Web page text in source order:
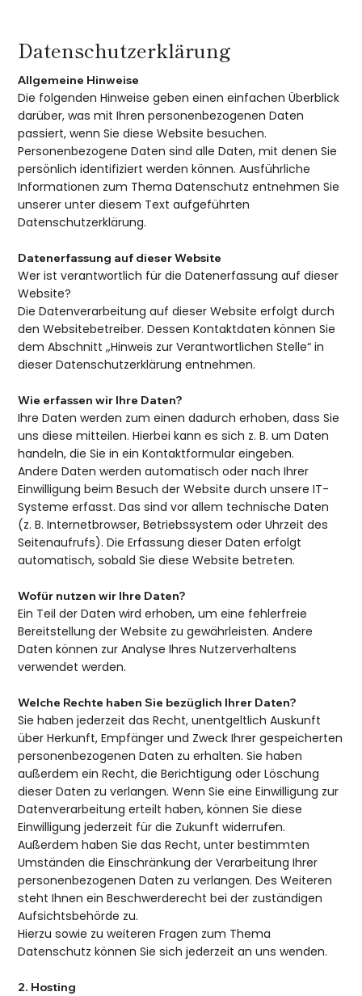
Allgemeine Hinweise
Die folgenden Hinweise geben einen einfachen Überblick
darüber, was mit Ihren personenbezogenen Daten
passiert, wenn Sie diese Website besuchen.
Personenbezogene Daten sind alle Daten, mit denen Sie
persönlich identifiziert werden können. Ausführliche
Informationen zum Thema Datenschutz entnehmen Sie
unserer unter diesem Text aufgeführten
Datenschutzerklärung.
Datenerfassung auf dieser Website
Wer ist verantwortlich für die Datenerfassung auf dieser
Website?
Die Datenverarbeitung auf dieser Website erfolgt durch
den Websitebetreiber. Dessen Kontaktdaten können Sie
dem Abschnitt „Hinweis zur Verantwortlichen Stelle“ in
dieser Datenschutzerklärung entnehmen.
Wie erfassen wir Ihre Daten?
Ihre Daten werden zum einen dadurch erhoben, dass Sie
uns diese mitteilen. Hierbei kann es sich z. B. um Daten
handeln, die Sie in ein Kontaktformular eingeben.
Andere Daten werden automatisch oder nach Ihrer
Einwilligung beim Besuch der Website durch unsere IT-
Systeme erfasst. Das sind vor allem technische Daten
(z. B. Internetbrowser, Betriebssystem oder Uhrzeit des
Seitenaufrufs). Die Erfassung dieser Daten erfolgt
automatisch, sobald Sie diese Website betreten.
Wofür nutzen wir Ihre Daten?
Ein Teil der Daten wird erhoben, um eine fehlerfreie
Bereitstellung der Website zu gewährleisten. Andere
Daten können zur Analyse Ihres Nutzerverhaltens
verwendet werden.
Welche Rechte haben Sie bezüglich Ihrer Daten?
Sie haben jederzeit das Recht, unentgeltlich Auskunft
über Herkunft, Empfänger und Zweck Ihrer gespeicherten
personenbezogenen Daten zu erhalten. Sie haben
außerdem ein Recht, die Berichtigung oder Löschung
dieser Daten zu verlangen. Wenn Sie eine Einwilligung zur
Datenverarbeitung erteilt haben, können Sie diese
Einwilligung jederzeit für die Zukunft widerrufen.
Außerdem haben Sie das Recht, unter bestimmten
Umständen die Einschränkung der Verarbeitung Ihrer
personenbezogenen Daten zu verlangen. Des Weiteren
steht Ihnen ein Beschwerderecht bei der zuständigen
Aufsichtsbehörde zu.
Hierzu sowie zu weiteren Fragen zum Thema
Datenschutz können Sie sich jederzeit an uns wenden.
2. Hosting
Datenschutzerklärung